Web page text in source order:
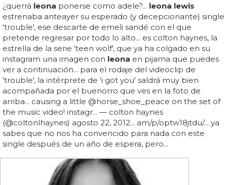
¿querrá leona ponerse como adele?... leona lewis
estrenaba anteayer su esperado (y decepcionante) single
'trouble', ese descarte de emeli sandé con el que
pretende regresar por todo lo alto... es colton haynes, la
estrella de la serie 'teen wolf', que ya ha colgado en su
instagram una imagen con leona en pijama que puedes
ver a continuación... para el rodaje del videoclip de
'trouble', la intérprete de 'i got you' saldrá muy bien
acompañada por el buenorro que ves en la foto de
arriba... causing a little @horse_shoe_peace on the set of
the music video! instagr... — colton haynes
(@coltonlhaynes) agosto 22, 2012... am/p/optw18jtdu/... ya
sabes que no nos ha convencido para nada con este
single después de un año de espera, pero...